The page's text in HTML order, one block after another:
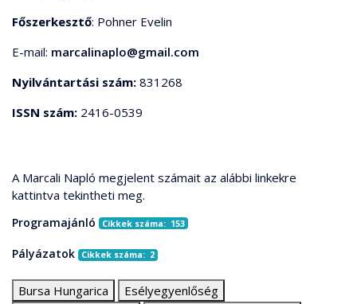
Főszerkesztő: Pohner Evelin
E-mail: marcalinaplo@gmail.com
Nyilvántartási szám: 831268
ISSN szám: 2416-0539
A Marcali Napló megjelent számait az alábbi linkekre
kattintva tekintheti meg.
Programajánló Cikkek száma: 153
Pályázatok Cikkek száma: 2
Bursa Hungarica
Esélyegyenlőség